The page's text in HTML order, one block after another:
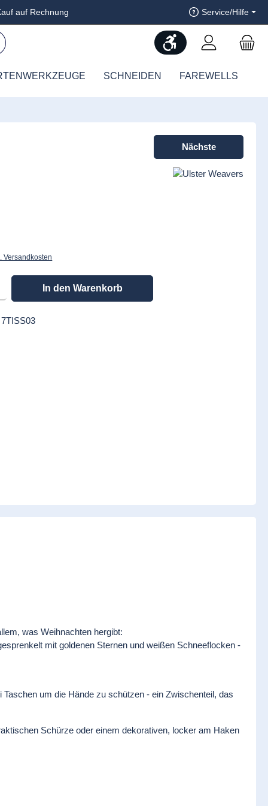
auf Rechnung Service/Hilfe
Werkzeugleiste
SCHNEIDEN FAREWELLS
Nächste
Versandkosten
gewünschten Wert ein oder benutze die Schaltflächen um die Anzahl zu
In den Warenkorb
7TISS03
was Weihnachten hergibt:
mit goldenen Sternen und weißen Schneeflocken -
um die Hände zu schützen - ein Zwischenteil, das
Schürze oder einem dekorativen, locker am Haken